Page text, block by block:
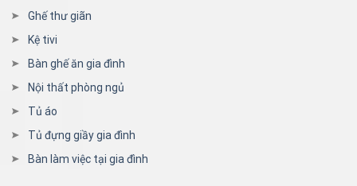
Ghế thư giãn
Kệ tivi
Bàn ghế ăn gia đình
Nội thất phòng ngủ
Tủ áo
Tủ đựng giầy gia đình
Bàn làm việc tại gia đình